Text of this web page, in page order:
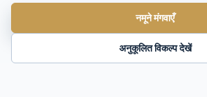
नमूने मंगवाएँ
अनुकूलित विकल्प देखें